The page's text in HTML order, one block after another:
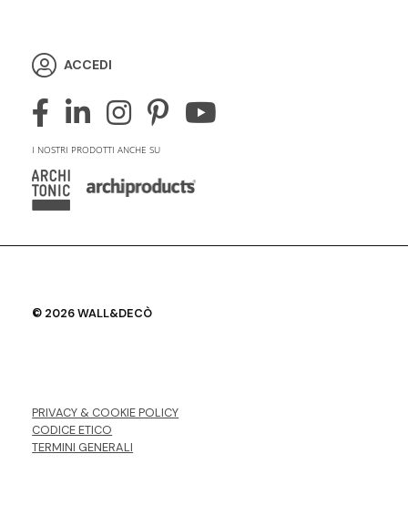
ACCEDI
I NOSTRI PRODOTTI ANCHE SU
© 2026 WALL&DECÒ
PRIVACY & COOKIE POLICY
CODICE ETICO
TERMINI GENERALI